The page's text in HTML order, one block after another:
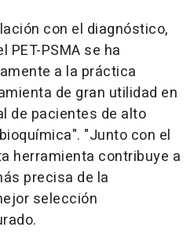
con el diagnóstico,
PSMA se ha
a la práctica
de gran utilidad en
de pacientes de alto
"Junto con el
herramienta contribuye a
precisa de la
selección